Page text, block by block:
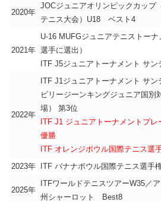
2020年
JOCジュニアオリンピックカップ
テニス大会）U18 ベスト4
2021年
U-16 MUFGジュニアテニストー
選手に選出）
ITF J5ジュニアトーナメント サ
2022年
ITF J1ジュニアトーナメント サ
ビリージーンキングジュニア国別
場） 第3位
ITF J1 ジュニアトーナメントブレ
優勝
ITF オレンジボウル国際テニス
2023年
ITF バナナボウル国際テニス選
2025年
ITFワールドテニスツアーW35／
州シャーロット Best8